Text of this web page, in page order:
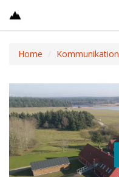
Home Kommunikation